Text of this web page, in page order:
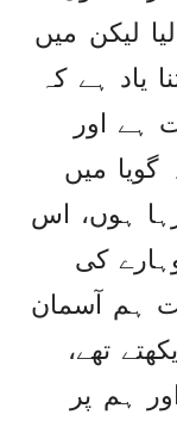
لیکن میں
یاد ہے کہ
ہے اور
گویا میں
ہوں، اس
کی
ہم آسمان
تھے،
ہم پر